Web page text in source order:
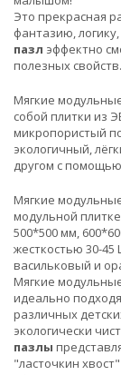
Это прекрасная
фантазию,
пазл эффектно
полезных свойств.
Мягкие
собой плитки из
микропористый
экологичный,
другом с
Мягкие
модульной
500*500 мм,
жесткостью 30-
васильковый и
Мягкие
идеально
различных
экологически
пазлы
"ласточкин